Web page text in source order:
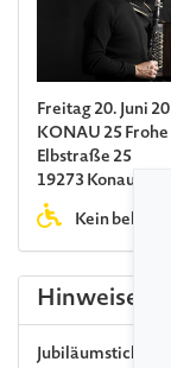
Freitag 20. Juni
KONAU 25
Elbstraße 25
19273 Konau (bei
Kein
Hinweise
Jubiläumsticket